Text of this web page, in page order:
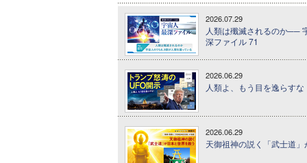
2026.07.29
人類は殲滅されるのか──
深ファイル 71
2026.06.29
人類よ、もう目を逸らす
2026.06.29
天御祖神の説く「武士道